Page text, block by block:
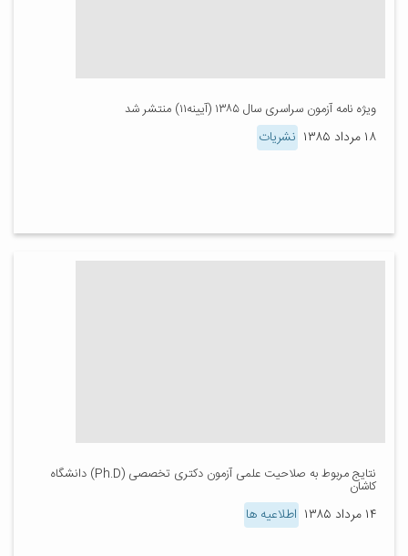
ویژه نامه آزمون سراسری سال ۱۳۸۵ (آیینه۱۱) منتشر شد
۱۸ مرداد ۱۳۸۵ نشریات
نتایج مربوط به صلاحیت علمی آزمون دکتری تخصصی (Ph.D) دانشگاه
کاشان
۱۴ مرداد ۱۳۸۵ اطلاعیه ها